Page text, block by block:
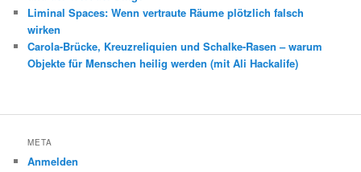
Liminal Spaces: Wenn vertraute Räume plötzlich falsch
wirken
Carola-Brücke, Kreuzreliquien und Schalke-Rasen – warum
Objekte für Menschen heilig werden (mit Ali Hackalife)
META
Anmelden